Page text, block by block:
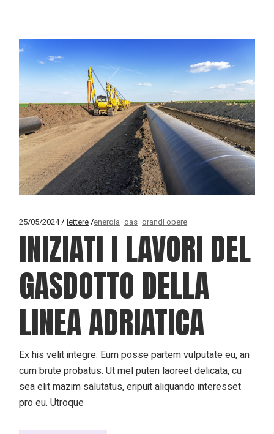
25/05/2024 lettere energia gas grandi opere
INIZIATI I LAVORI DEL
GASDOTTO DELLA
LINEA ADRIATICA
Ex his velit integre. Eum posse partem vulputate eu, an
cum brute probatus. Ut mel puten laoreet delicata, cu
sea elit mazim salutatus, eripuit aliquando interesset
pro eu. Utroque